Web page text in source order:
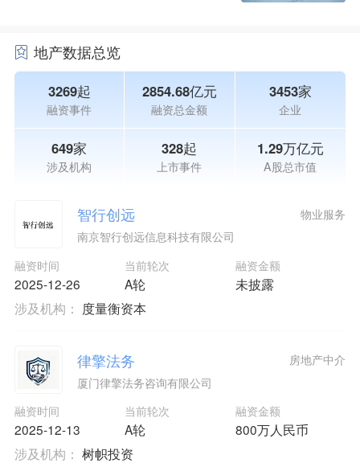
地产数据总览
3269起
融资事件
2854.68亿元
融资总金额
3453家
企业
649家
涉及机构
328起
上市事件
1.29万亿元
A股总市值
智行创远
南京智行创远信息科技有限公司
融资时间
2025-12-26
当前轮次
A轮
融资金额
未披露
物业服务
涉及机构： 度量衡资本
律擎法务
厦门律擎法务咨询有限公司
融资时间
2025-12-13
当前轮次
A轮
融资金额
800万人民币
房地产中介
涉及机构： 树帜投资